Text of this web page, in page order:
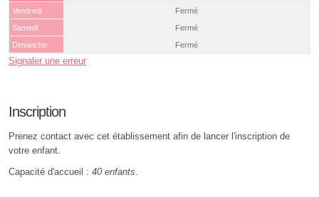
Vendredi
Fermé
Samedi
Fermé
Dimanche
Fermé
Signaler une erreur
Inscription
Prenez contact avec cet établissement afin de lancer l'inscription de
votre enfant.
Capacité d'accueil : 40 enfants.